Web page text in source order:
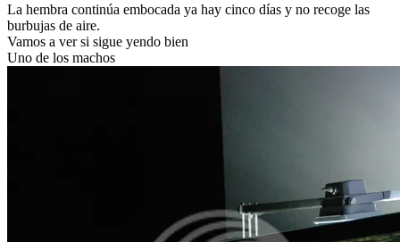
La hembra continúa embocada ya hay cinco días y no recoge las
burbujas de aire.
Vamos a ver si sigue yendo bien
Uno de los machos